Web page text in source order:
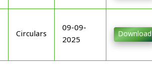
Circulars
09-09-
2025
Download